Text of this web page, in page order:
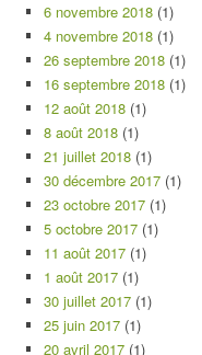
6 novembre 2018 (1)
4 novembre 2018 (1)
26 septembre 2018 (1)
16 septembre 2018 (1)
12 août 2018 (1)
8 août 2018 (1)
21 juillet 2018 (1)
30 décembre 2017 (1)
23 octobre 2017 (1)
5 octobre 2017 (1)
11 août 2017 (1)
1 août 2017 (1)
30 juillet 2017 (1)
25 juin 2017 (1)
20 avril 2017 (1)